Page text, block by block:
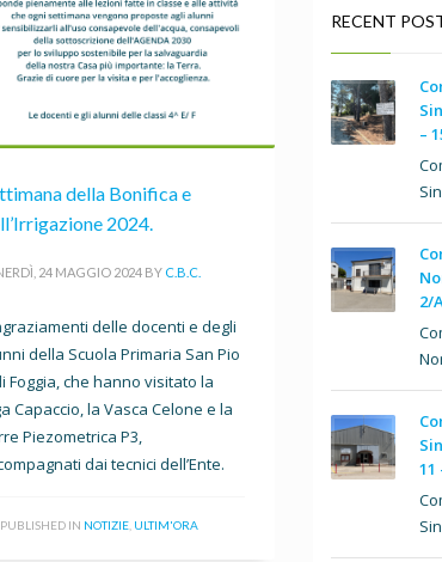
della Bonifica e
2024.
24 MAGGIO 2024 BY C.B.C.
delle docenti e degli
della Scuola Primaria San Pio
Foggia, che hanno visitato la
Capaccio, la Vasca Celone e la
Piezometrica P3,
dai tecnici dell’Ente.
PUBLISHED IN NOTIZIE, ULTIM'ORA
RECENT
–
2/
11